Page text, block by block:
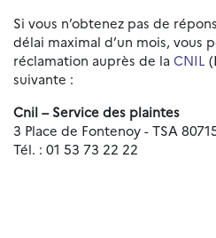
Si vous n’obtenez pas de
délai maximal d’un mois, vous
réclamation auprès de la CNIL
suivante :
Cnil – Service des plaintes
3 Place de Fontenoy - TSA
Tél. : 01 53 73 22 22